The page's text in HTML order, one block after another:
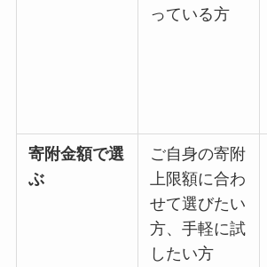
っている方
寄附金額で選
ぶ
ご自身の寄附
上限額に合わ
せて選びたい
方、手軽に試
したい方